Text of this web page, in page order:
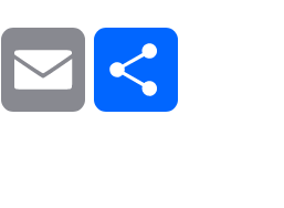
WhatsApp Email